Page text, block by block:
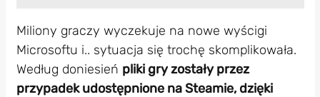
Miliony graczy wyczekuje na nowe wyścigi
Microsoftu i.. sytuacja się trochę skomplikowała.
Według doniesień pliki gry zostały przez
przypadek udostępnione na Steamie, dzięki